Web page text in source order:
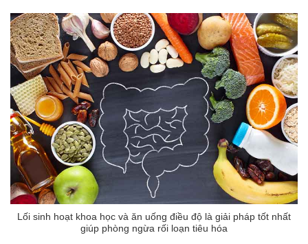
Lối sinh hoạt khoa học và ăn uống điều độ là giải pháp tốt nhất
giúp phòng ngừa rối loạn tiêu hóa